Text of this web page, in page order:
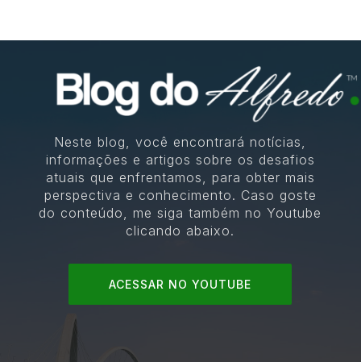
Neste blog, você encontrará notícias,
informações e artigos sobre os desafios
atuais que enfrentamos, para obter mais
perspectiva e conhecimento. Caso goste
do conteúdo, me siga também no Youtube
clicando abaixo.
ACESSAR NO YOUTUBE